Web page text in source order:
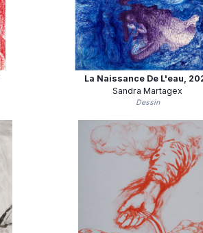
La Naissance De L'eau,
Sandra Martagex
Dessin